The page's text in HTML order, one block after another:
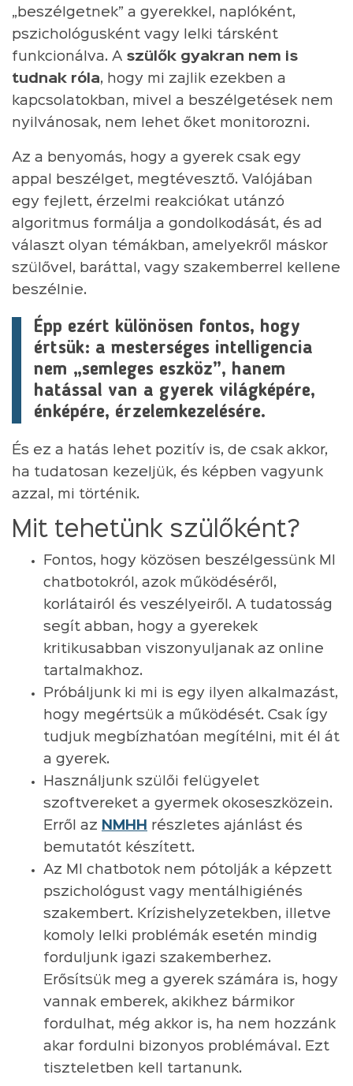
„beszélgetnek” a gyerekkel, naplóként,
pszichológusként vagy lelki társként
funkcionálva. A szülők gyakran nem is
tudnak róla, hogy mi zajlik ezekben a
kapcsolatokban, mivel a beszélgetések nem
nyilvánosak, nem lehet őket monitorozni.
Az a benyomás, hogy a gyerek csak egy
appal beszélget, megtévesztő. Valójában
egy fejlett, érzelmi reakciókat utánzó
algoritmus formálja a gondolkodását, és ad
választ olyan témákban, amelyekről máskor
szülővel, baráttal, vagy szakemberrel kellene
beszélnie.
Épp ezért különösen fontos, hogy
értsük: a mesterséges intelligencia
nem „semleges eszköz”, hanem
hatással van a gyerek világképére,
énképére, érzelemkezelésére.
És ez a hatás lehet pozitív is, de csak akkor,
ha tudatosan kezeljük, és képben vagyunk
azzal, mi történik.
Mit tehetünk szülőként?
Fontos, hogy közösen beszélgessünk MI
chatbotokról, azok működéséről,
korlátairól és veszélyeiről. A tudatosság
segít abban, hogy a gyerekek
kritikusabban viszonyuljanak az online
tartalmakhoz.
Próbáljunk ki mi is egy ilyen alkalmazást,
hogy megértsük a működését. Csak így
tudjuk megbízhatóan megítélni, mit él át
a gyerek.
Használjunk szülői felügyelet
szoftvereket a gyermek okoseszközein.
Erről az NMHH
részletes ajánlást és
bemutatót készített.
Az MI chatbotok nem pótolják a képzett
pszichológust vagy mentálhigiénés
szakembert. Krízishelyzetekben, illetve
komoly lelki problémák esetén mindig
forduljunk igazi szakemberhez.
Erősítsük meg a gyerek számára is, hogy
vannak emberek, akikhez bármikor
fordulhat, még akkor is, ha nem hozzánk
akar fordulni bizonyos problémával. Ezt
tiszteletben kell tartanunk.